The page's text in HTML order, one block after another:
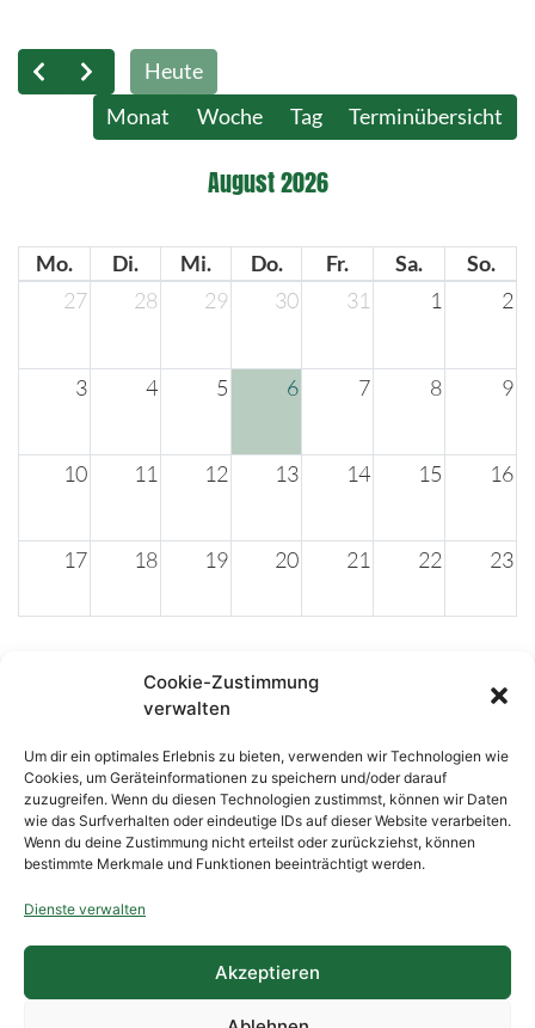
Cookie-Zustimmung
verwalten
Um dir ein optimales Erlebnis zu bieten, verwenden wir Technologien wie
Cookies, um Geräteinformationen zu speichern und/oder darauf
zuzugreifen. Wenn du diesen Technologien zustimmst, können wir Daten
wie das Surfverhalten oder eindeutige IDs auf dieser Website verarbeiten.
Wenn du deine Zustimmung nicht erteilst oder zurückziehst, können
bestimmte Merkmale und Funktionen beeinträchtigt werden.
Dienste verwalten
Akzeptieren
Heute
Monat
Woche Tag Terminübersicht
August 2026
Mo. Di. Mi. Do. Fr. Sa.
So.
27
28 29 30 31 1 2
3 4 5 6 7 8 9
10 11 12 13 14 15 16
17 18 19 20 21 22 23
Copyright © 2026Schützenverein 1929
Wolfenhausen e.V. – Tradition & Sport in
Wolfenhausen
Kontakt
Datenschutzerklärung
Sitemap